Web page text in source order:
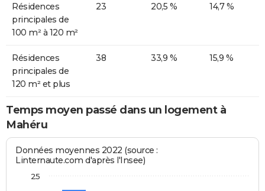
Résidences
principales de
100 m² à 120 m²
23 20,5 % 14,7 %
Résidences
principales de
120 m² et plus
38 33,9 % 15,9 %
Temps moyen passé dans un logement à
Mahéru
Données moyennes 2022 (source :
Linternaute.com d'après l'Insee)
25